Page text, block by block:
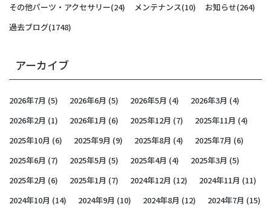
その他パーツ・アクセサリー(24) メンテナンス(10) お知らせ(264)
過去ブログ(1748)
アーカイブ
2026年7月 (5) 2026年6月 (5) 2026年5月 (4) 2026年3月 (4)
2026年2月 (1) 2026年1月 (6) 2025年12月 (7) 2025年11月 (4)
2025年10月 (6) 2025年9月 (9) 2025年8月 (4) 2025年7月 (6)
2025年6月 (7) 2025年5月 (5) 2025年4月 (4) 2025年3月 (5)
2025年2月 (6) 2025年1月 (7) 2024年12月 (12) 2024年11月 (11)
2024年10月 (14) 2024年9月 (10) 2024年8月 (12) 2024年7月 (15)